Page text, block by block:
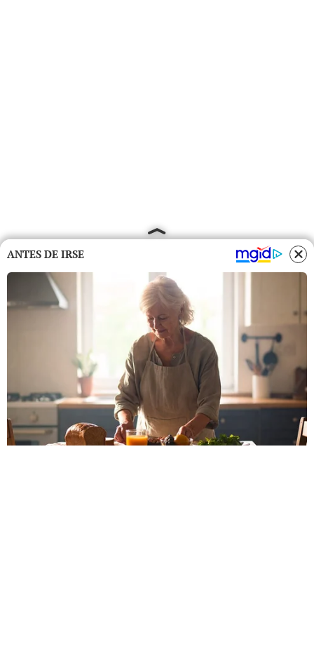
ANTES DE IRSE